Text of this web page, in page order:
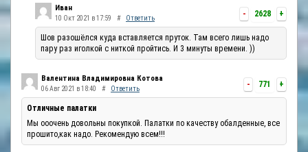
- 2628 +
Иван
10 Окт 2021 в 17:59 # Ответить
Шов разошёлся куда вставляется пруток. Там всего лишь надо
пару раз иголкой с ниткой пройтись. И 3 минуты времени. ))
- 771 +
Валентина Владимировна Котова
06 Авг 2021 в 18:40 # Ответить
Отличные палатки
Мы ооочень довольны покупкой. Палатки по качеству обалденные, все
прошито,как надо. Рекомендую всем!!!